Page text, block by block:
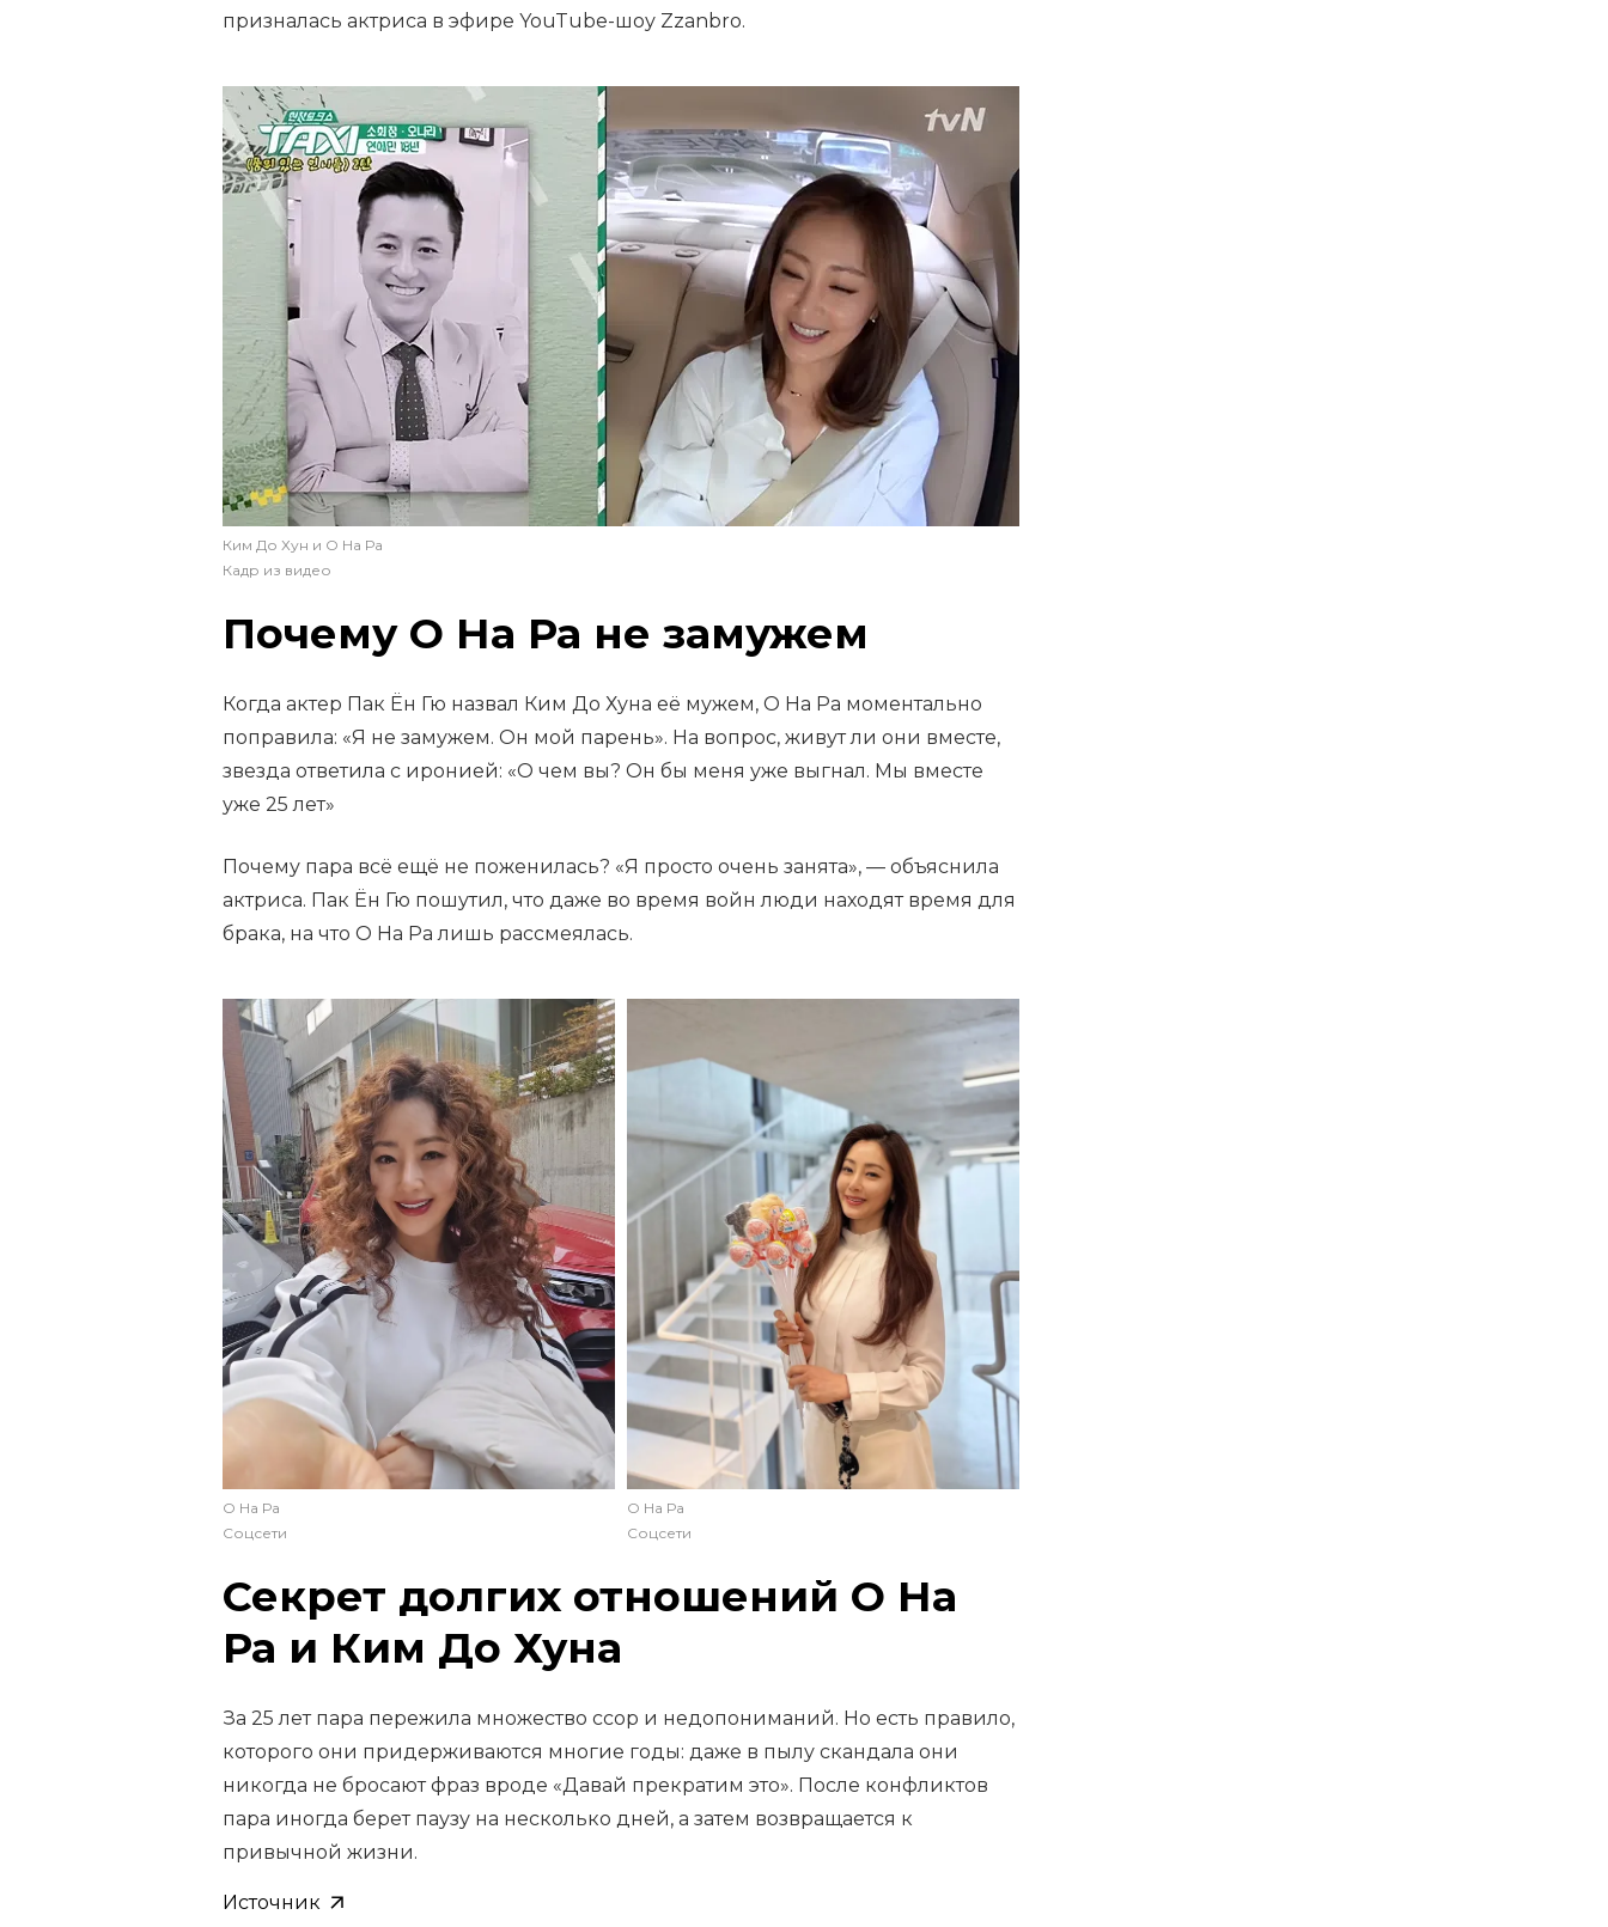
призналась актриса в эфире YouTube-шоу Zzanbro.
Ким До Хун и О На Ра
Кадр из видео
Почему О На Ра не замужем
Когда актер Пак Ён Гю назвал Ким До Хуна её мужем, О На Ра моментально
поправила: «Я не замужем. Он мой парень». На вопрос, живут ли они вместе,
звезда ответила с иронией: «О чем вы? Он бы меня уже выгнал. Мы вместе
уже 25 лет»
Почему пара всё ещё не поженилась? «Я просто очень занята», — объяснила
актриса. Пак Ён Гю пошутил, что даже во время войн люди находят время для
брака, на что О На Ра лишь рассмеялась.
О На Ра
Соцсети
О На Ра
Соцсети
Секрет долгих отношений О На
Ра и Ким До Хуна
За 25 лет пара пережила множество ссор и недопониманий. Но есть правило,
которого они придерживаются многие годы: даже в пылу скандала они
никогда не бросают фраз вроде «Давай прекратим это». После конфликтов
пара иногда берет паузу на несколько дней, а затем возвращается к
привычной жизни.
Источник